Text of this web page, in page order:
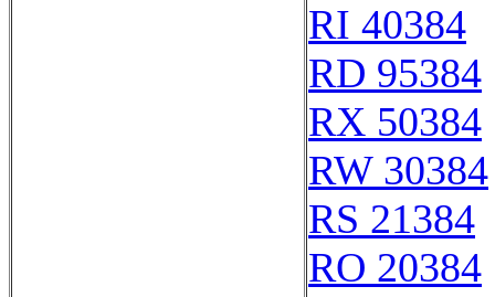
RI 40384
RD 95384
RX 50384
RW 30384
RS 21384
RO 20384